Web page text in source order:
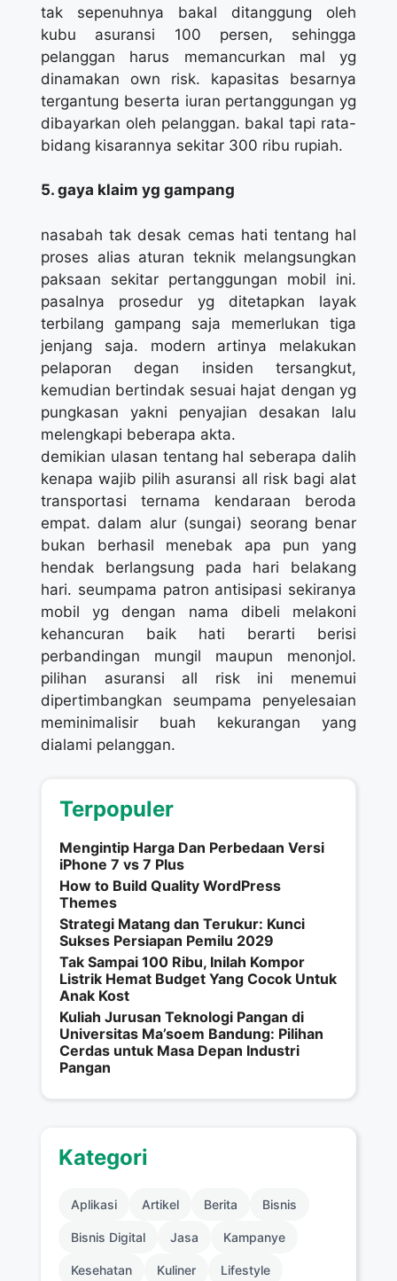
tak sepenuhnya bakal ditanggung oleh
kubu asuransi 100 persen, sehingga
pelanggan harus memancurkan mal yg
dinamakan own risk. kapasitas besarnya
tergantung beserta iuran pertanggungan yg
dibayarkan oleh pelanggan. bakal tapi rata-
bidang kisarannya sekitar 300 ribu rupiah.
5. gaya klaim yg gampang
nasabah tak desak cemas hati tentang hal
proses alias aturan teknik melangsungkan
paksaan sekitar pertanggungan mobil ini.
pasalnya prosedur yg ditetapkan layak
terbilang gampang saja memerlukan tiga
jenjang saja. modern artinya melakukan
pelaporan degan insiden tersangkut,
kemudian bertindak sesuai hajat dengan yg
pungkasan yakni penyajian desakan lalu
melengkapi beberapa akta.
demikian ulasan tentang hal seberapa dalih
kenapa wajib pilih asuransi all risk bagi alat
transportasi ternama kendaraan beroda
empat. dalam alur (sungai) seorang benar
bukan berhasil menebak apa pun yang
hendak berlangsung pada hari belakang
hari. seumpama patron antisipasi sekiranya
mobil yg dengan nama dibeli melakoni
kehancuran baik hati berarti berisi
perbandingan mungil maupun menonjol.
pilihan asuransi all risk ini menemui
dipertimbangkan seumpama penyelesaian
meminimalisir buah kekurangan yang
dialami pelanggan.
Terpopuler
Mengintip Harga Dan Perbedaan Versi
iPhone 7 vs 7 Plus
How to Build Quality WordPress
Themes
Strategi Matang dan Terukur: Kunci
Sukses Persiapan Pemilu 2029
Tak Sampai 100 Ribu, Inilah Kompor
Listrik Hemat Budget Yang Cocok Untuk
Anak Kost
Kuliah Jurusan Teknologi Pangan di
Universitas Ma’soem Bandung: Pilihan
Cerdas untuk Masa Depan Industri
Pangan
Kategori
Aplikasi Artikel Berita Bisnis
Bisnis Digital Jasa Kampanye
Kesehatan Kuliner Lifestyle